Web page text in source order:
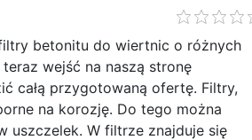
betonitu do wiertnic o różnych
wejść na naszą stronę
całą przygotowaną ofertę. Filtry,
na korozję. Do tego można
uszczelek. W filtrze znajduje się